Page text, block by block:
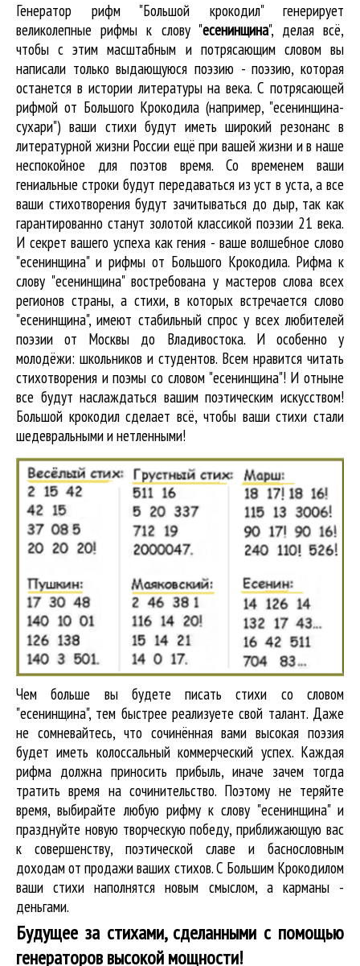
Генератор рифм "Большой крокодил" генерирует
великолепныерифмы к слову "есенинщина", делая всё,
чтобы с этим масштабным и потрясающим словом вы
написали только выдающуюся поэзию - поэзию, которая
останется в истории литературы на века. С потрясающей
рифмой от Большого Крокодила (например, "есенинщина-
сухари") ваши стихи будут иметь широкий резонанс в
литературной жизни России ещё при вашей жизни и в наше
неспокойное для поэтов время. Со временем ваши
гениальные строки будут передаваться из уст в уста, а все
ваши стихотворения будут зачитываться до дыр, так как
гарантированно станут золотой классикой поэзии 21 века.
И секрет вашего успеха как гения - ваше волшебное слово
"есенинщина" и рифмы от Большого Крокодила. Рифма к
слову "есенинщина" востребована у мастеров слова всех
регионов страны, а стихи, в которых встречается слово
"есенинщина", имеют стабильный спрос у всех любителей
поэзии от Москвы до Владивостока. И особенно у
молодёжи: школьников и студентов. Всем нравится читать
стихотворения и поэмы со словом "есенинщина"! И отныне
все будут наслаждаться вашим поэтическим искусством!
Большой крокодил cделает всё, чтобы ваши стихи стали
шедевральными и нетленными!
Чем больше вы будете писать стихи со словом
"есенинщина", тем быстрее реализуете свой талант. Даже
не сомневайтесь, что сочинённая вами высокая поэзия
будет иметь колоссальный коммерческий успех. Каждая
рифма должна приносить прибыль, иначе зачем тогда
тратить время на сочинительство. Поэтому не теряйте
время, выбирайте любую рифму к слову "есенинщина" и
празднуйте новую творческую победу, приближающую вас
к совершенству, поэтической славе и баснословным
доходам от продажи ваших стихов. С Большим Крокодилом
ваши стихи наполнятся новым смыслом, а карманы -
деньгами.
Будущее за стихами, сделанными с помощью
генераторов высокой мощности!